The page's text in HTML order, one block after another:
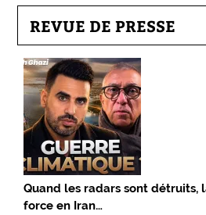
REVUE DE PRESSE
Quand les radars sont détruits,
force en Iran…